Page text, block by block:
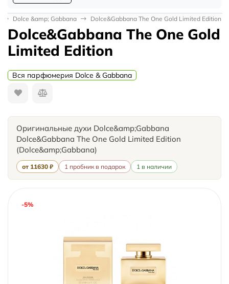
Dolce &amp; Gabbana Dolce&Gabbana The One Gold Limited Edition
Dolce&Gabbana The One Gold
Limited Edition
Вся парфюмерия Dolce & Gabbana
Оригинальные духи Dolce&amp;Gabbana
Dolce&Gabbana The One Gold Limited Edition
(Dolce&amp;Gabbana)
от 11630 ₽ 1 пробник в подарок 1 в наличии
-5%